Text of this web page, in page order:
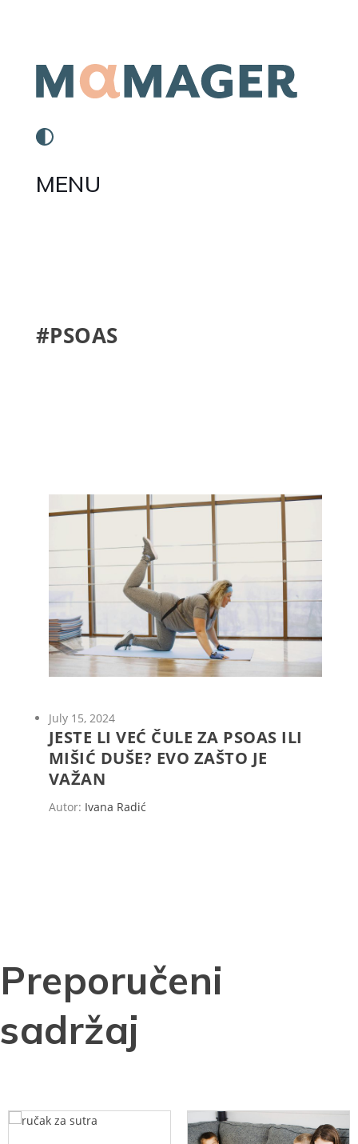
MENU
#PSOAS
July 15, 2024
JESTE LI VEĆ ČULE ZA PSOAS ILI
MIŠIĆ DUŠE? EVO ZAŠTO JE
VAŽAN
Autor: Ivana Radić
Preporučeni
sadržaj